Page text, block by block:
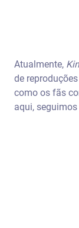
Atualmente,
de
como os fãs
aqui,